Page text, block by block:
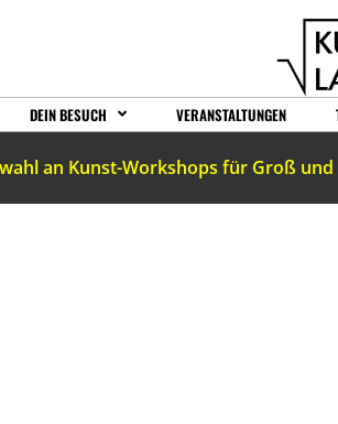
DEIN BESUCH VERANSTALTUNGEN
an Kunst-Workshops für Groß und